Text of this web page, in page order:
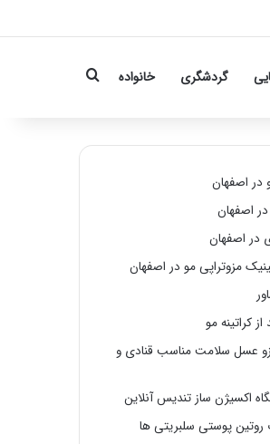
گردشگری خانواده Search for
در اصفهان
اصفهان
در اصفهان
مزوتراپی مو در اصفهان
کراتینه مو
عسل سلامت مناسب قنادی و
اکسیژن ساز تندیس آنلاین
پوستی سلبریتی ها